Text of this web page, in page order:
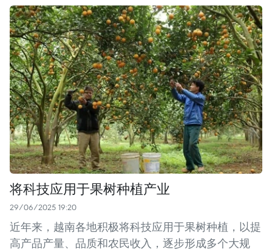
将科技应用于果树种植产业
29/06/2025 19:20
近年来，越南各地积极将科技应用于果树种植，以提
高产品产量、品质和农民收入，逐步形成多个大规